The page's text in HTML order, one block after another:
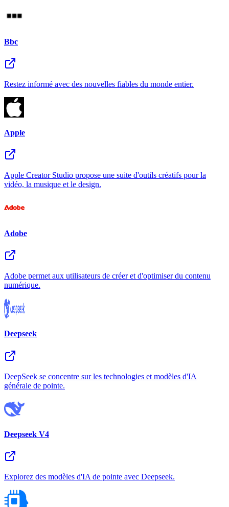
Bbc
Restez informé avec des nouvelles fiables du monde entier.
Apple
Apple Creator Studio propose une suite d'outils créatifs pour la
vidéo, la musique et le design.
Adobe
Adobe permet aux utilisateurs de créer et d'optimiser du contenu
numérique.
Deepseek
DeepSeek se concentre sur les technologies et modèles d'IA
générale de pointe.
Deepseek V4
Explorez des modèles d'IA de pointe avec Deepseek.